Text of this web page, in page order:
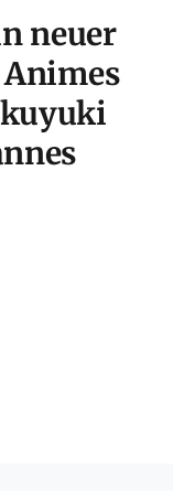
neuer
Animes